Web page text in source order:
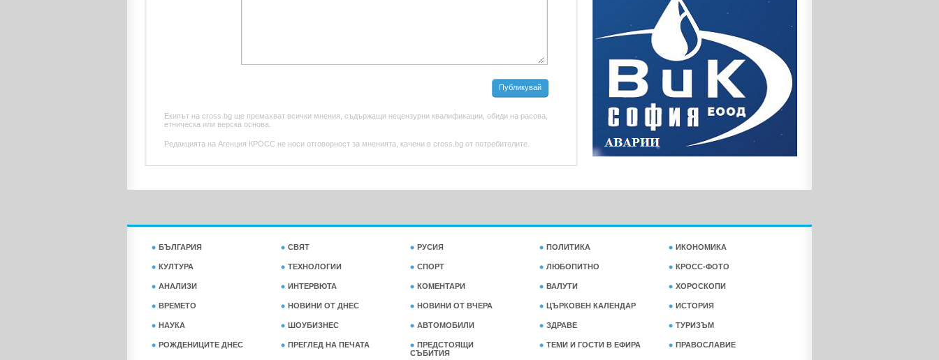
Публикувай
Екипът на cross.bg ще премахват всички мнения, съдържащи нецензурни квалификации, обиди на расова,
етническа или верска основа.
Редакцията на Агенция КРОСС не носи отговорност за мненията, качени в cross.bg от потребителите.
БЪЛГАРИЯ СВЯТ РУСИЯ ПОЛИТИКА ИКОНОМИКА
КУЛТУРА ТЕХНОЛОГИИ СПОРТ ЛЮБОПИТНО КРОСС-ФОТО
АНАЛИЗИ ИНТЕРВЮТА КОМЕНТАРИ ВАЛУТИ ХОРОСКОПИ
ВРЕМЕТО НОВИНИ ОТ ДНЕС НОВИНИ ОТ ВЧЕРА ЦЪРКОВЕН КАЛЕНДАР ИСТОРИЯ
НАУКА ШОУБИЗНЕС АВТОМОБИЛИ ЗДРАВЕ ТУРИЗЪМ
РОЖДЕНИЦИТЕ ДНЕС ПРЕГЛЕД НА ПЕЧАТА
ПРЕДСТОЯЩИ
СЪБИТИЯ
ТЕМИ И ГОСТИ В ЕФИРА ПРАВОСЛАВИЕ